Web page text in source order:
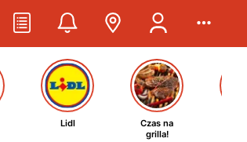
Lidl
Czas na
grilla!